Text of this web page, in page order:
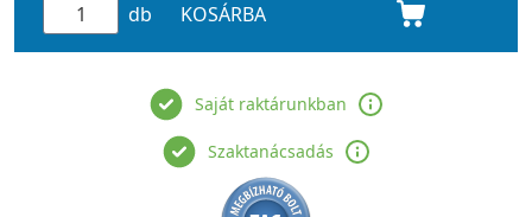
db KOSÁRBA
Saját raktárunkban
Szaktanácsadás